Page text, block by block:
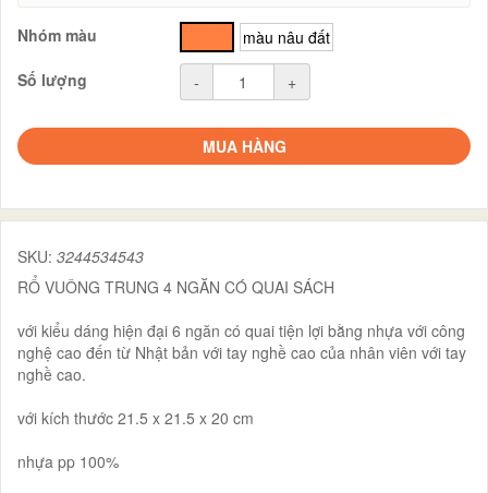
Nhóm màu
màu nâu đất
Số lượng
- +
MUA HÀNG
SKU: 3244534543
RỔ VUÔNG TRUNG 4 NGĂN CÓ QUAI SÁCH
với kiểu dáng hiện đại 6 ngăn có quai tiện lợi bằng nhựa với công
nghệ cao đến từ Nhật bản với tay nghề cao của nhân viên với tay
nghề cao.
với kích thước 21.5 x 21.5 x 20 cm
nhựa pp 100%